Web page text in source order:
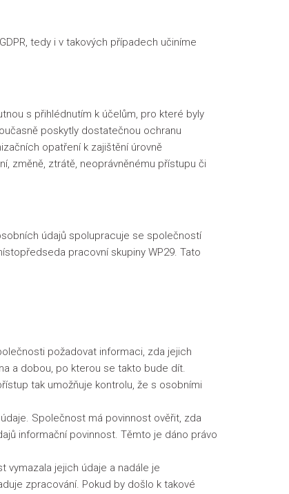
tedy i v takových případech učiníme
s přihlédnutím k účelům, pro které byly
poskytly dostatečnou ochranu
opatření k zajištění úrovně
změně, ztrátě, neoprávněnému přístupu či
údajů spolupracuje se společností
pracovní skupiny WP29. Tato
požadovat informaci, zda jejich
a dobou, po kterou se takto bude dít.
tak umožňuje kontrolu, že s osobními
Společnost má povinnost ověřit, zda
informační povinnost. Těmto je dáno právo
vymazala jejich údaje a nadále je
zpracování. Pokud by došlo k takové